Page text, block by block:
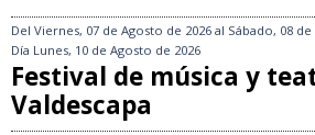
Del Viernes, 07 de Agosto de 2026 al Sábado, 08
Día Lunes, 10 de Agosto de 2026
Festival de música y
Valdescapa